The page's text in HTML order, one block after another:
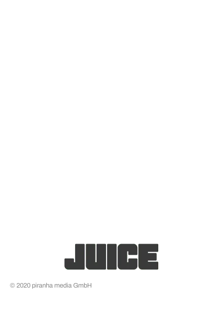
© 2020 piranha media GmbH